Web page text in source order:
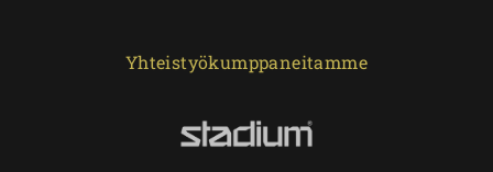
Yhteistyökumppaneitamme